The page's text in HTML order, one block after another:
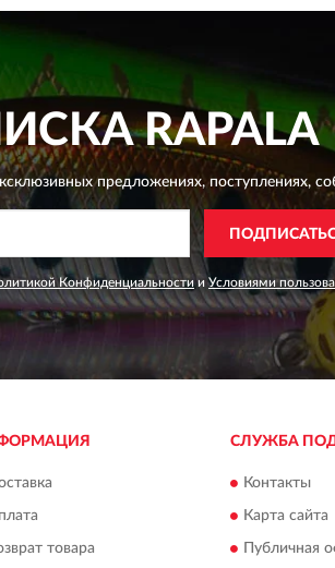
RAPALA
предложениях,поступлениях,
Конфиденциальности иУсловиями
товара
СЛУЖБА
Контакты
Карта сайта
Публичная